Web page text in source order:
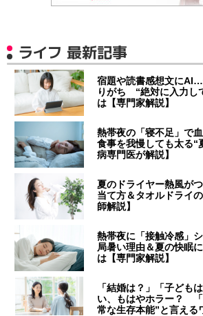
ライフ 最新記事
宿題や読書感想文に
りがち “絶対に入力し
は【専門家解説】
熱帯夜の「寝不足」で
食事を我慢しても太る“
病専門医が解説】
夏のドライヤー熱風が
当て方＆タオルドライ
師解説】
熱帯夜に「接触冷感」
局暑い理由＆夏の快眠
は【専門家解説】
「結婚は？」「子ど
い、もはやホラー？
常な生存本能”と言える